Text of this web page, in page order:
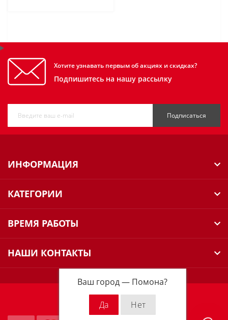
Ваш город — Помона?
Хотите узнавать первым об акциях и скидках?
Подпишитесь на нашу рассылку
Подписаться
ИНФОРМАЦИЯ
КАТЕГОРИИ
ВРЕМЯ РАБОТЫ
НАШИ КОНТАКТЫ
Milwaukee Russia © 2026